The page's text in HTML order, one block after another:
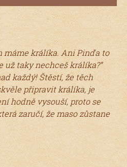
máme králíka. Ani Pinďa to
už taky nechceš králíka?“
každý! Štěstí, že těch
připravit králíka, je
hodně vysouší, proto se
zaručí, že maso zůstane